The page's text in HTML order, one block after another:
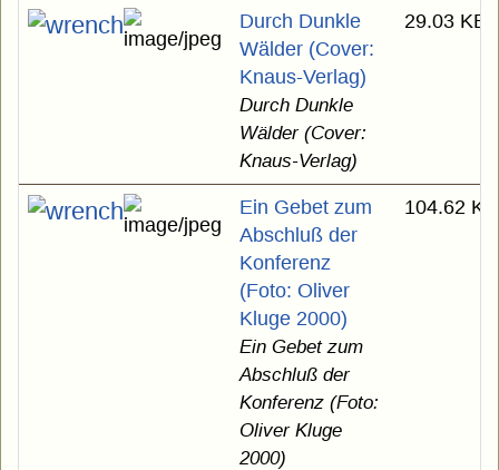
Durch Dunkle
Wälder (Cover:
Knaus-Verlag)
Durch Dunkle
Wälder (Cover:
Knaus-Verlag)
29.03 KB
Ein Gebet zum
Abschluß der
Konferenz
(Foto: Oliver
Kluge 2000)
Ein Gebet zum
Abschluß der
Konferenz (Foto:
Oliver Kluge
2000)
104.62 KB